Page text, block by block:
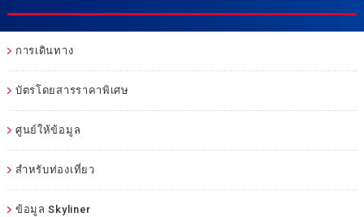
การเดินทาง
บัตรโดยสารราคาพิเศษ
ศูนย์ให้ข้อมูล
สำหรับท่องเที่ยว
ข้อมูล Skyliner